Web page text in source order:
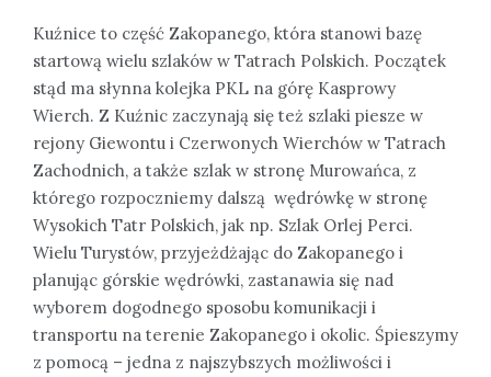
Kuźnice to część Zakopanego, która stanowi bazę
startową wielu szlaków w Tatrach Polskich. Początek
stąd ma słynna kolejka PKL na górę Kasprowy
Wierch. Z Kuźnic zaczynają się też szlaki piesze w
rejony Giewontu i Czerwonych Wierchów w Tatrach
Zachodnich, a także szlak w stronę Murowańca, z
którego rozpoczniemy dalszą wędrówkę w stronę
Wysokich Tatr Polskich, jak np. Szlak Orlej Perci.
Wielu Turystów, przyjeżdżając do Zakopanego i
planując górskie wędrówki, zastanawia się nad
wyborem dogodnego sposobu komunikacji i
transportu na terenie Zakopanego i okolic. Śpieszymy
z pomocą – jedna z najszybszych możliwości i